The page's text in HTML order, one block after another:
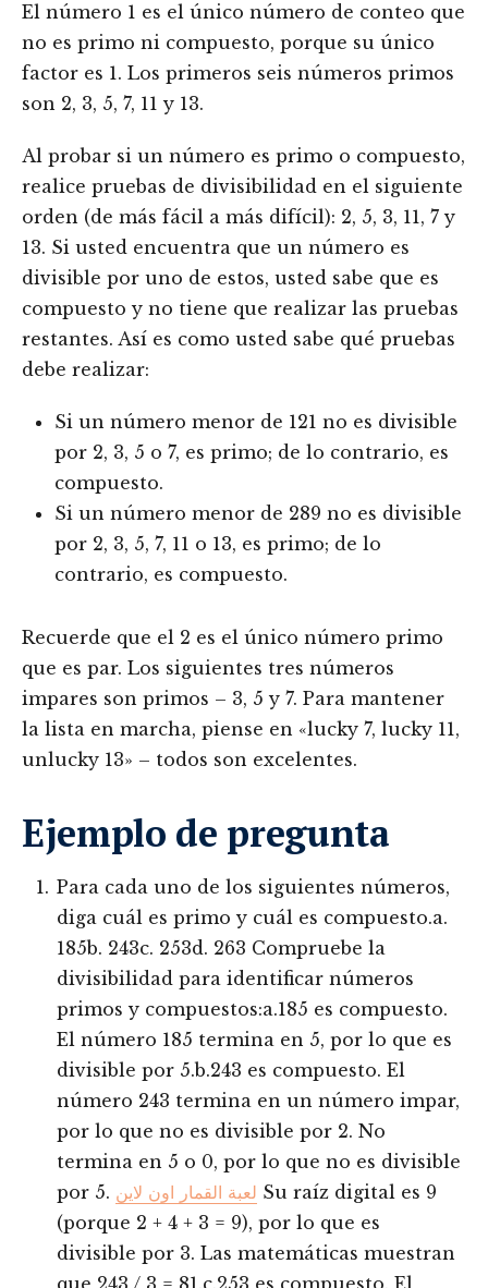
El número 1 es el único número de conteo que
no es primo ni compuesto, porque su único
factor es 1. Los primeros seis números primos
son 2, 3, 5, 7, 11 y 13.
Al probar si un número es primo o compuesto,
realice pruebas de divisibilidad en el siguiente
orden (de más fácil a más difícil): 2, 5, 3, 11, 7 y
13. Si usted encuentra que un número es
divisible por uno de estos, usted sabe que es
compuesto y no tiene que realizar las pruebas
restantes. Así es como usted sabe qué pruebas
debe realizar:
Si un número menor de 121 no es divisible
por 2, 3, 5 o 7, es primo; de lo contrario, es
compuesto.
Si un número menor de 289 no es divisible
por 2, 3, 5, 7, 11 o 13, es primo; de lo
contrario, es compuesto.
Recuerde que el 2 es el único número primo
que es par. Los siguientes tres números
impares son primos – 3, 5 y 7. Para mantener
la lista en marcha, piense en «lucky 7, lucky 11,
unlucky 13» – todos son excelentes.
Ejemplo de pregunta
Para cada uno de los siguientes números,
diga cuál es primo y cuál es compuesto.a.
185b. 243c. 253d. 263 Compruebe la
divisibilidad para identificar números
primos y compuestos:a.185 es compuesto.
El número 185 termina en 5, por lo que es
divisible por 5.b.243 es compuesto. El
número 243 termina en un número impar,
por lo que no es divisible por 2. No
termina en 5 o 0, por lo que no es divisible
por 5. لعبة القمار اون لاين Su raíz digital es 9
(porque 2 + 4 + 3 = 9), por lo que es
divisible por 3. Las matemáticas muestran